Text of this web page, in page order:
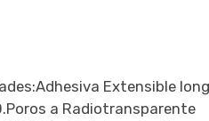
Extensible
a Radiotransparente